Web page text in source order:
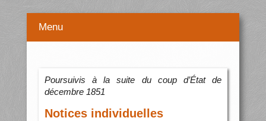
Menu
Poursuivis à la suite du coup d’État de
décembre 1851
Notices individuelles